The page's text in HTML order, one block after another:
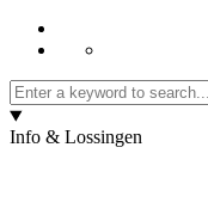
Info & Lossingen